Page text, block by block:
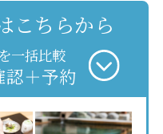
こちらから
一括比較
認＋予約